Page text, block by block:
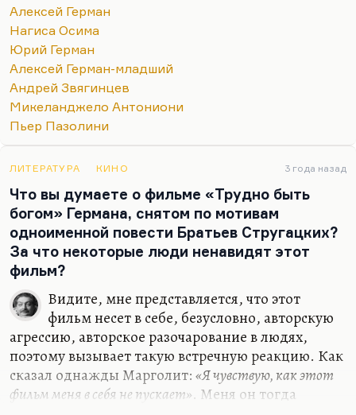
Алексей Герман
Нагиса Осима
Юрий Герман
Алексей Герман-младший
Андрей Звягинцев
Микеланджело Антониони
Пьер Пазолини
ЛИТЕРАТУРА КИНО 3 года назад
Что вы думаете о фильме «Трудно быть
богом» Германа, снятом по мотивам
одноименной повести Братьев Стругацких?
За что некоторые люди ненавидят этот
фильм?
Видите, мне представляется, что этот
фильм несет в себе, безусловно, авторскую
агрессию, авторское разочарование в людях,
поэтому вызывает такую встречную реакцию. Как
сказал однажды Марголит:«Я чувствую, как этот
фильм меня в себя не пускает». Меня он тогда